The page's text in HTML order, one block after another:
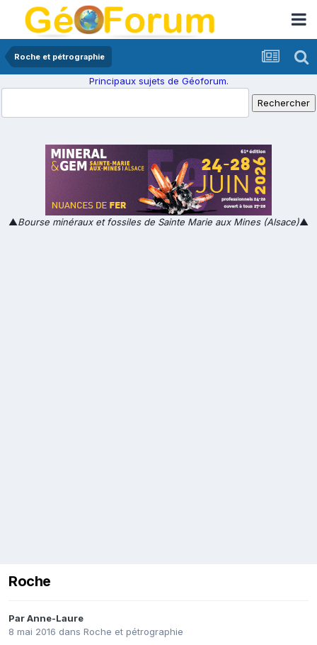
Roche et pétrographie
Principaux sujets de Géoforum.
▲Bourse minéraux et fossiles de Sainte Marie aux Mines (Alsace)▲
Roche
ParAnne-Laure
8 mai 2016 dans Roche et pétrographie